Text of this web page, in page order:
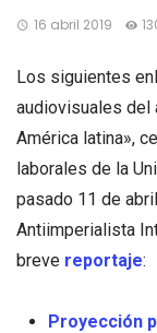
16 abril 2019
Los siguientes
audiovisuales del
América latina»,
laborales de la
pasado 11 de
Antiimperialista
breve reportaje:
Proyección